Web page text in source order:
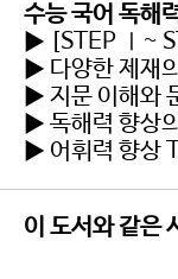
수능 국어 독해
▶ [STEP Ⅰ~
▶ 다양한 제재
▶ 지문 이해와
▶ 독해력 향상
▶ 어휘력 향상
이 도서와 같은